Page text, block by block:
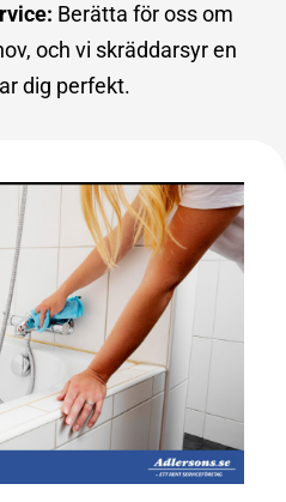
Berätta för oss om
och vi skräddarsyr en
dig perfekt.